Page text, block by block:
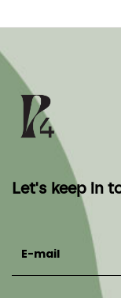
Let's keep in